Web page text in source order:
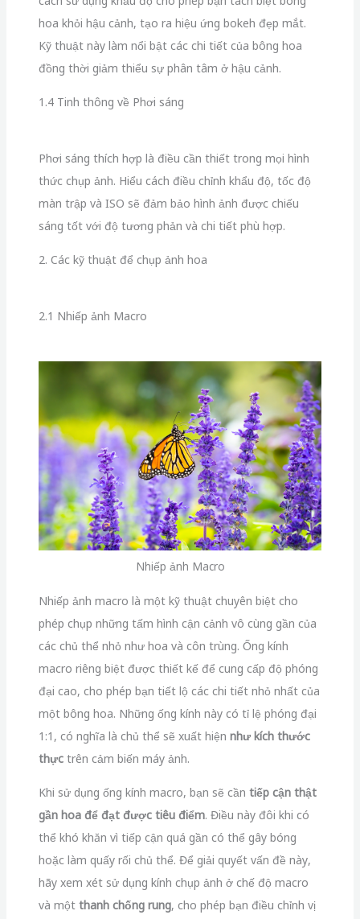
hoa khỏi hậu cảnh, tạo ra hiệu ứng bokeh đẹp mắt.
Kỹ thuật này làm nổi bật các chi tiết của bông hoa
đồng thời giảm thiểu sự phân tâm ở hậu cảnh.
1.4 Tinh thông về Phơi sáng
Phơi sáng thích hợp là điều cần thiết trong mọi hình
thức chụp ảnh. Hiểu cách điều chỉnh khẩu độ, tốc độ
màn trập và ISO sẽ đảm bảo hình ảnh được chiếu
sáng tốt với độ tương phản và chi tiết phù hợp.
2. Các kỹ thuật để chụp ảnh hoa
2.1 Nhiếp ảnh Macro
Nhiếp ảnh Macro
Nhiếp ảnh macro là một kỹ thuật chuyên biệt cho
phép chụp những tấm hình cận cảnh vô cùng gần của
các chủ thể nhỏ như hoa và côn trùng. Ống kính
macro riêng biệt được thiết kế để cung cấp độ phóng
đại cao, cho phép bạn tiết lộ các chi tiết nhỏ nhất của
một bông hoa. Những ống kính này có tỉ lệ phóng đại
1:1, có nghĩa là chủ thể sẽ xuất hiện như kích thước
thựctrên cảm biến máy ảnh.
Khi sử dụng ống kính macro, bạn sẽ cần tiếp cận thật
gần hoa để đạt được tiêu điểm. Điều này đôi khi có
thể khó khăn vì tiếp cận quá gần có thể gây bóng
hoặc làm quấy rối chủ thể. Để giải quyết vấn đề này,
hãy xem xét sử dụng kính chụp ảnh ở chế độ macro
và một thanh chống rung, cho phép bạn điều chỉnh vị